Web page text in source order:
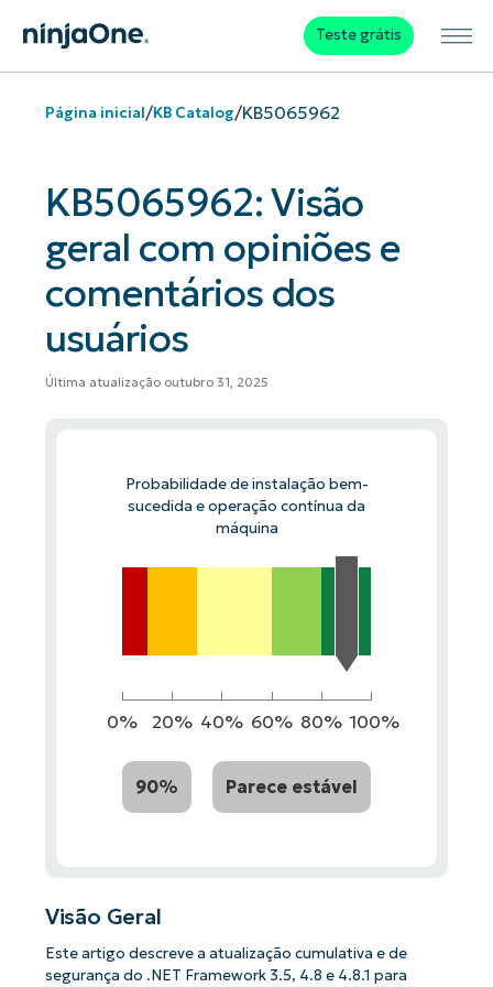
Teste grátis
Página inicial/KB Catalog/KB5065962
KB5065962: Visão
geral com opiniões e
comentários dos
usuários
Última atualização outubro 31, 2025
Probabilidade de instalação bem-
sucedida e operação contínua da
máquina
0% 20% 40% 60% 80% 100%
90% Parece estável
Visão Geral
Este artigo descreve a atualização cumulativa e de
segurança do .NET Framework 3.5, 4.8 e 4.8.1 para